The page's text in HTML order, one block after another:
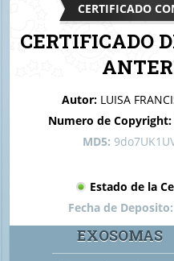
CERTIFICADO
CERTIFICADO
A quien
Idea
Autor: LUISA
Numero de Copyright:
MD5:
Estado de la
Fecha de Deposito:
EXOSOMAS